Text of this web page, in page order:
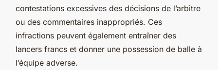
contestations excessives des décisions de l’arbitre
ou des commentaires inappropriés. Ces
infractions peuvent également entraîner des
lancers francs et donner une possession de balle à
l’équipe adverse.